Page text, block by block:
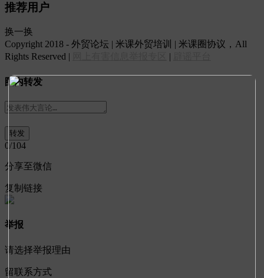
推荐用户
换一换
Copyright 2018 - 外贸论坛 | 米课外贸培训 | 米课圈协议，All
Rights Reserved |
|
圈内转发
0/104
分享至微信
复制链接
举报
请选择举报理由
留联系方式